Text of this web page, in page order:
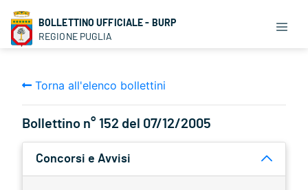
BOLLETTINO UFFICIALE - BURP
REGIONE PUGLIA
Torna all'elenco bollettini
Bollettino n° 152 del 07/12/2005
Concorsi e Avvisi